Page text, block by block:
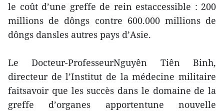
le coût d’une greffe de rein estaccessible : 200
millions de dôngs contre 600.000 millions de
dôngs dansles autres pays d’Asie.
Le Docteur-ProfesseurNguyên Tiên Binh,
directeur de l’Institut de la médecine militaire
faitsavoir que les succès dans le domaine de la
greffe d’organes apportentune nouvelle